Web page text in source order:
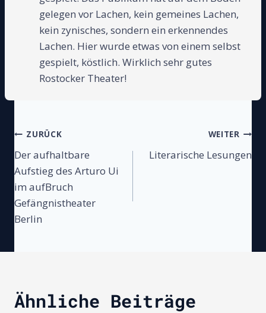
gelegen vor Lachen, kein gemeines Lachen,
kein zynisches, sondern ein erkennendes
Lachen. Hier wurde etwas von einem selbst
gespielt, köstlich. Wirklich sehr gutes
Rostocker Theater!
Beitragsnavigation
ZURÜCK
Der aufhaltbare
Aufstieg des Arturo Ui
im aufBruch
Gefängnistheater
Berlin
WEITER
Literarische Lesungen
Ähnliche Beiträge